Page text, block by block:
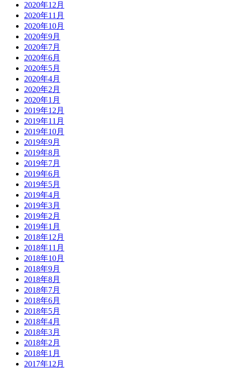
2020年12月
2020年11月
2020年10月
2020年9月
2020年7月
2020年6月
2020年5月
2020年4月
2020年2月
2020年1月
2019年12月
2019年11月
2019年10月
2019年9月
2019年8月
2019年7月
2019年6月
2019年5月
2019年4月
2019年3月
2019年2月
2019年1月
2018年12月
2018年11月
2018年10月
2018年9月
2018年8月
2018年7月
2018年6月
2018年5月
2018年4月
2018年3月
2018年2月
2018年1月
2017年12月